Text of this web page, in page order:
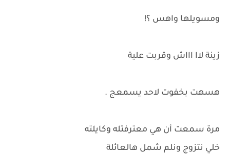
ومسويلها واهس ؟!
زينة لاا اااش وقربت علية
هسهت بخفوت لاحد يسمعج .
مرة سمعت أن هي معترفتله وكايلته
خلي نتزوج ونلم شمل هالعائلة